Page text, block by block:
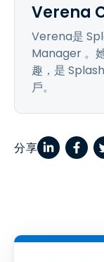
Verena
Verena是
Manager 。
趣，是
戶。
分享